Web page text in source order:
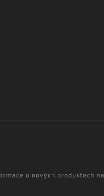
o nových produktech na